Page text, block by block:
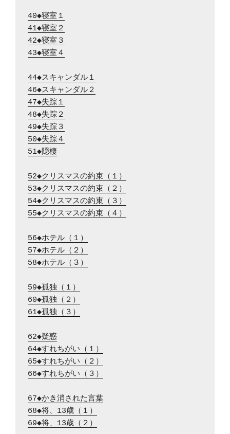
40◆寝室１
41◆寝室２
42◆寝室３
43◆寝室４
44◆スキャンダル１
46◆スキャンダル２
47◆失踪１
48◆失踪２
49◆失踪３
50◆失踪４
51◆隠棲
52◆クリスマスの約束（１）
53◆クリスマスの約束（２）
54◆クリスマスの約束（３）
55◆クリスマスの約束（４）
56◆ホテル（１）
57◆ホテル（２）
58◆ホテル（３）
59◆孤独（１）
60◆孤独（２）
61◆孤独（３）
62◆疑惑
64◆すれちがい（１）
65◆すれちがい（２）
66◆すれちがい（３）
67◆かき消された言葉
68◆将、13歳（１）
69◆将、13歳（２）